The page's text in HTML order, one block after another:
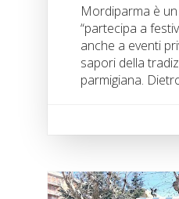
Mordiparma è
“partecipa a
anche a eventi
sapori della
parmigiana.